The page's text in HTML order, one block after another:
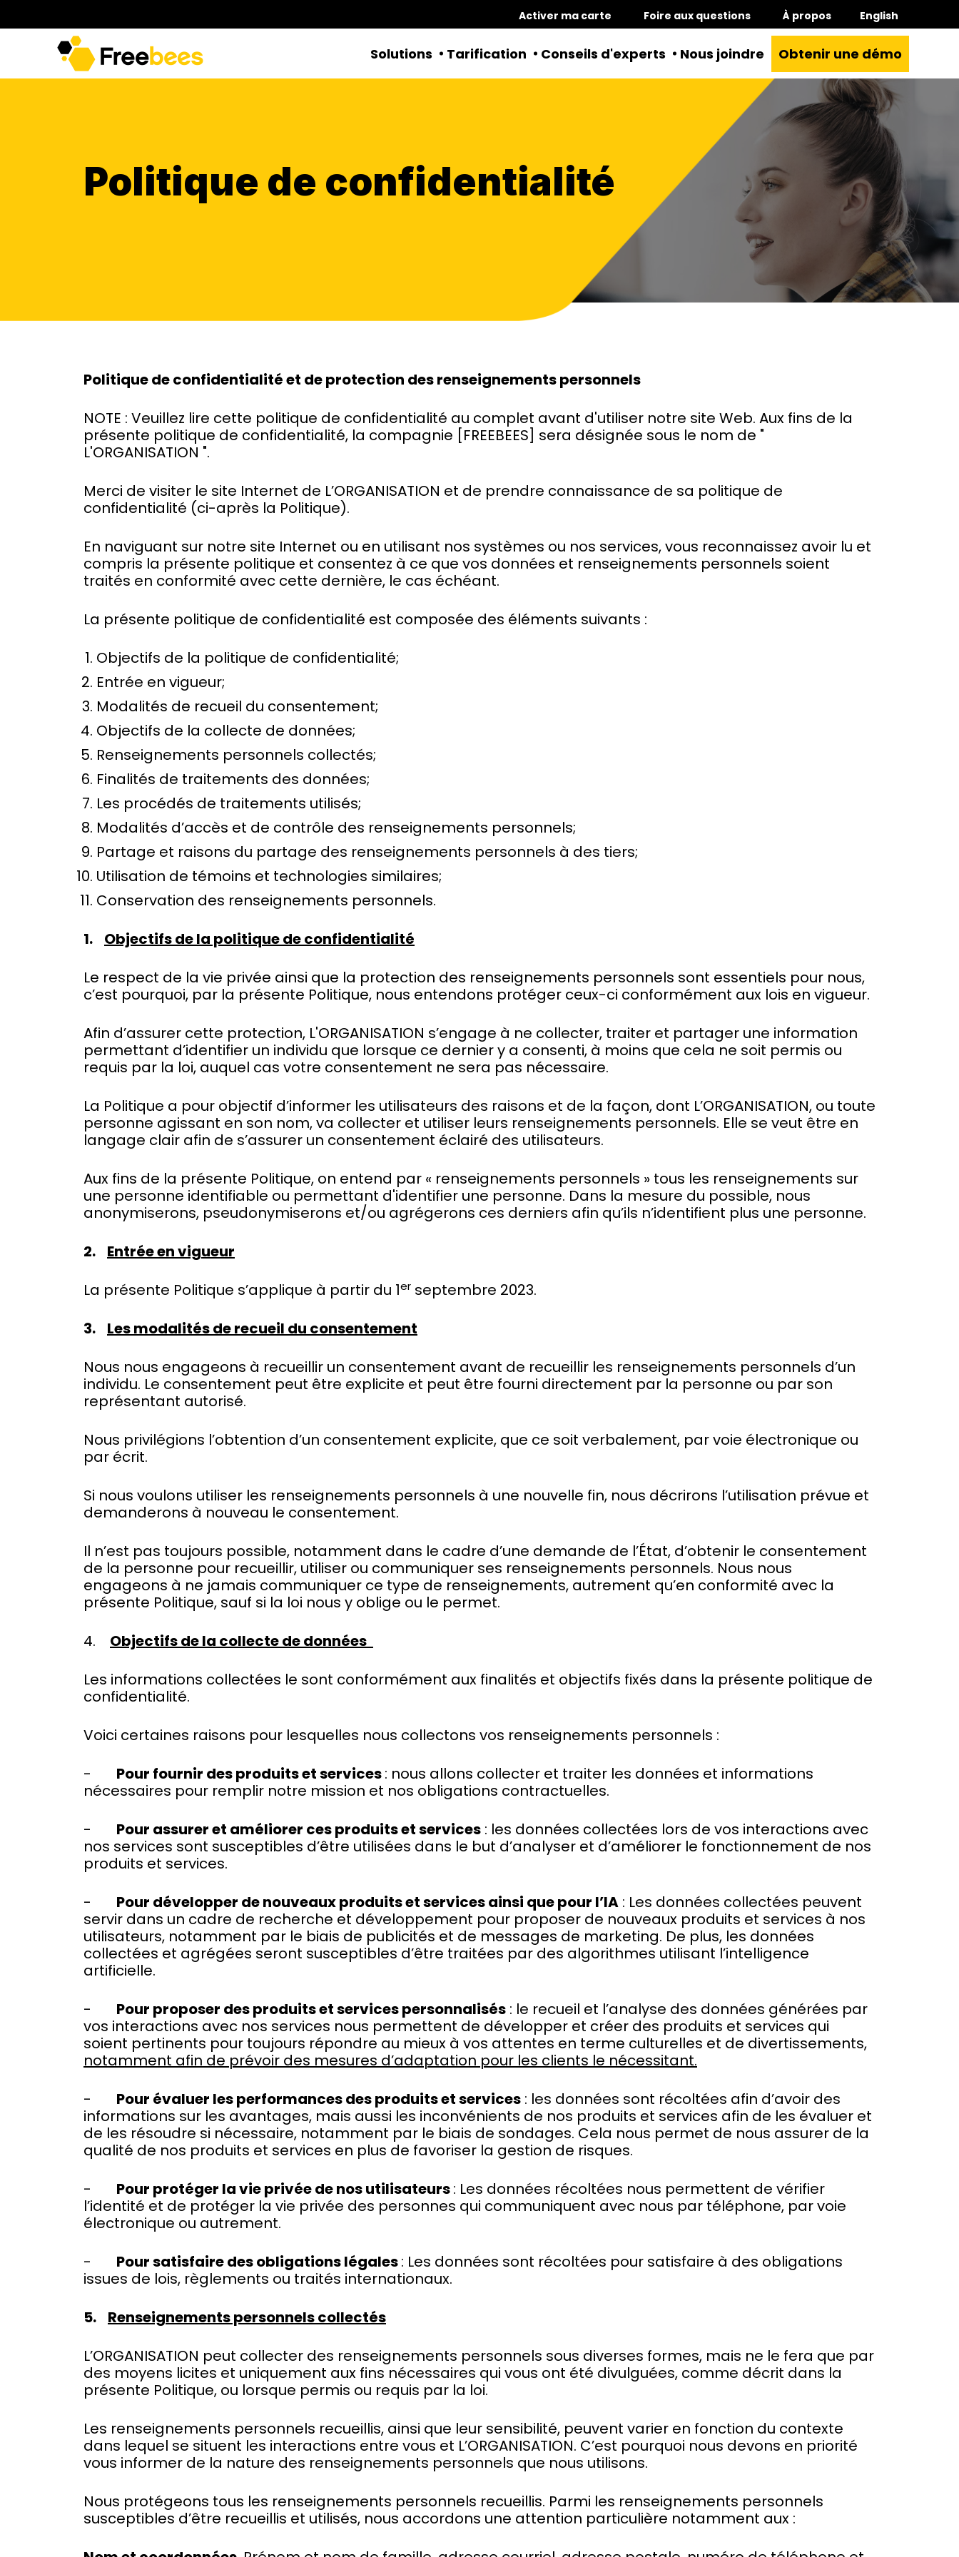
Activer ma carte Foire aux questions À propos English
Solutions Tarification Conseils d'experts Nous joindre Obtenir une démo
Politique de confidentialité
Politique de confidentialité et de protection des renseignements personnels
NOTE : Veuillez lire cette politique de confidentialité au complet avant d'utiliser notre site Web. Aux fins de la
présente politique de confidentialité, la compagnie [FREEBEES] sera désignée sous le nom de "
L'ORGANISATION ".
Merci de visiter le site Internet de L’ORGANISATION et de prendre connaissance de sa politique de
confidentialité (ci-après la Politique).
En naviguant sur notre site Internet ou en utilisant nos systèmes ou nos services, vous reconnaissez avoir lu et
compris la présente politique et consentez à ce que vos données et renseignements personnels soient
traités en conformité avec cette dernière, le cas échéant.
La présente politique de confidentialité est composée des éléments suivants :
Objectifs de la politique de confidentialité;
Entrée en vigueur;
Modalités de recueil du consentement;
Objectifs de la collecte de données;
Renseignements personnels collectés;
Finalités de traitements des données;
Les procédés de traitements utilisés;
Modalités d’accès et de contrôle des renseignements personnels;
Partage et raisons du partage des renseignements personnels à des tiers;
Utilisation de témoins et technologies similaires;
Conservation des renseignements personnels.
1. Objectifs de la politique de confidentialité
Le respect de la vie privée ainsi que la protection des renseignements personnels sont essentiels pour nous,
c’est pourquoi, par la présente Politique, nous entendons protéger ceux-ci conformément aux lois en vigueur.
Afin d’assurer cette protection, L'ORGANISATION s’engage à ne collecter, traiter et partager une information
permettant d’identifier un individu que lorsque ce dernier y a consenti, à moins que cela ne soit permis ou
requis par la loi, auquel cas votre consentement ne sera pas nécessaire.
La Politique a pour objectif d’informer les utilisateurs des raisons et de la façon, dont L’ORGANISATION, ou toute
personne agissant en son nom, va collecter et utiliser leurs renseignements personnels. Elle se veut être en
langage clair afin de s’assurer un consentement éclairé des utilisateurs.
Aux fins de la présente Politique, on entend par « renseignements personnels » tous les renseignements sur
une personne identifiable ou permettant d'identifier une personne. Dans la mesure du possible, nous
anonymiserons, pseudonymiserons et/ou agrégerons ces derniers afin qu’ils n’identifient plus une personne.
2. Entrée en vigueur
La présente Politique s’applique à partir du 1er septembre 2023.
3. Les modalités de recueil du consentement
Nous nous engageons à recueillir un consentement avant de recueillir les renseignements personnels d’un
individu. Le consentement peut être explicite et peut être fourni directement par la personne ou par son
représentant autorisé.
Nous privilégions l’obtention d’un consentement explicite, que ce soit verbalement, par voie électronique ou
par écrit.
Si nous voulons utiliser les renseignements personnels à une nouvelle fin, nous décrirons l’utilisation prévue et
demanderons à nouveau le consentement.
Il n’est pas toujours possible, notamment dans le cadre d’une demande de l’État, d’obtenir le consentement
de la personne pour recueillir, utiliser ou communiquer ses renseignements personnels. Nous nous
engageons à ne jamais communiquer ce type de renseignements, autrement qu’en conformité avec la
présente Politique, sauf si la loi nous y oblige ou le permet.
4. Objectifs de la collecte de données
Les informations collectées le sont conformément aux finalités et objectifs fixés dans la présente politique de
confidentialité.
Voici certaines raisons pour lesquelles nous collectons vos renseignements personnels :
- Pour fournir des produits et services: nous allons collecter et traiter les données et informations
nécessaires pour remplir notre mission et nos obligations contractuelles.
- Pour assurer et améliorer ces produits et services : les données collectées lors de vos interactions avec
nos services sont susceptibles d’être utilisées dans le but d’analyser et d’améliorer le fonctionnement de nos
produits et services.
- Pour développer de nouveaux produits et services ainsi que pour l’IA : Les données collectées peuvent
servir dans un cadre de recherche et développement pour proposer de nouveaux produits et services à nos
utilisateurs, notamment par le biais de publicités et de messages de marketing. De plus, les données
collectées et agrégées seront susceptibles d’être traitées par des algorithmes utilisant l’intelligence
artificielle.
- Pour proposer des produits et services personnalisés : le recueil et l’analyse des données générées par
vos interactions avec nos services nous permettent de développer et créer des produits et services qui
soient pertinents pour toujours répondre au mieux à vos attentes en terme culturelles et de divertissements,
notamment afin de prévoir des mesures d’adaptation pour les clients le nécessitant.
- Pour évaluer les performances des produits et services : les données sont récoltées afin d’avoir des
informations sur les avantages, mais aussi les inconvénients de nos produits et services afin de les évaluer et
de les résoudre si nécessaire, notamment par le biais de sondages. Cela nous permet de nous assurer de la
qualité de nos produits et services en plus de favoriser la gestion de risques.
- Pour protéger la vie privée de nos utilisateurs: Les données récoltées nous permettent de vérifier
l’identité et de protéger la vie privée des personnes qui communiquent avec nous par téléphone, par voie
électronique ou autrement.
- Pour satisfaire des obligations légales: Les données sont récoltées pour satisfaire à des obligations
issues de lois, règlements ou traités internationaux.
5. Renseignements personnels collectés
L’ORGANISATION peut collecter des renseignements personnels sous diverses formes, mais ne le fera que par
des moyens licites et uniquement aux fins nécessaires qui vous ont été divulguées, comme décrit dans la
présente Politique, ou lorsque permis ou requis par la loi.
Les renseignements personnels recueillis, ainsi que leur sensibilité, peuvent varier en fonction du contexte
dans lequel se situent les interactions entre vous et L’ORGANISATION. C’est pourquoi nous devons en priorité
vous informer de la nature des renseignements personnels que nous utilisons.
Nous protégeons tous les renseignements personnels recueillis. Parmi les renseignements personnels
susceptibles d’être recueillis et utilisés, nous accordons une attention particulière notamment aux :